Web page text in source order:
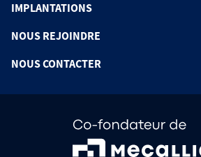
IMPLANTATIONS
NOUS REJOINDRE
NOUS CONTACTER